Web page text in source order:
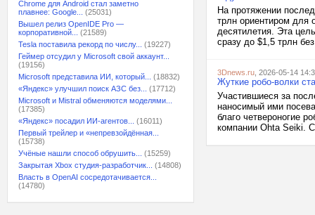
Chrome для Android стал заметно
плавнее: Google...
(25031)
Вышел релиз OpenIDE Pro —
корпоративной...
(21589)
Tesla поставила рекорд по числу...
(19227)
Геймер отсудил у Microsoft свой аккаунт...
(19156)
Microsoft представила ИИ, который...
(18832)
«Яндекс» улучшил поиск АЗС без...
(17712)
Microsoft и Mistral обменяются моделями...
(17385)
«Яндекс» посадил ИИ-агентов...
(16011)
Первый трейлер и «непревзойдённая...
(15738)
Учёные нашли способ обрушить...
(15259)
Закрытая Xbox студия-разработчик...
(14808)
Власть в OpenAI сосредотачивается...
(14780)
На протяжении
трлн ориентиром для
десятилетия. Эта
сразу до $1,5 трлн
3Dnews.ru , 2026-05-14
Жуткие робо-волки
Участившиеся за
наносимый ими
благо четвероногие
компании Ohta Seiki.